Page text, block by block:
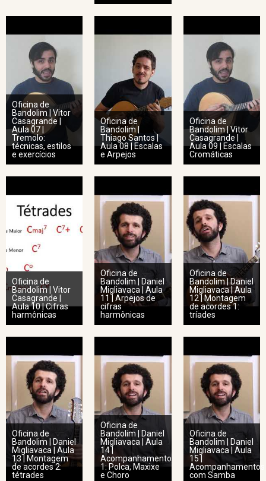
Oficina de
Bandolim | Vitor
Casagrande |
Aula 07 |
Tremolo:
técnicas, estilos
e exercícios
Oficina de
Bandolim |
Thiago Santos |
Aula 08 | Escalas
e Arpejos
Oficina de
Bandolim | Vitor
Casagrande |
Aula 09 | Escalas
Cromáticas
Oficina de
Bandolim | Vitor
Casagrande |
Aula 10 | Cifras
harmônicas
Oficina de
Bandolim | Daniel
Migliavaca | Aula
11 | Arpejos de
cifras
harmônicas
Oficina de
Bandolim | Daniel
Migliavaca | Aula
12 | Montagem
de acordes 1:
tríades
Oficina de
Bandolim | Daniel
Migliavaca | Aula
13 | Montagem
de acordes 2:
tétrades
Oficina de
Bandolim | Daniel
Migliavaca | Aula
14 |
Acompanhamento
1: Polca, Maxixe
e Choro
Oficina de
Bandolim | Daniel
Migliavaca | Aula
15 |
Acompanhamentos
com Samba